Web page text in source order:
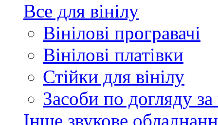
Все для вінілу
Вінілові програвачі
Вінілові платівки
Стійки для вінілу
Засоби по догляду за
Інше звукове